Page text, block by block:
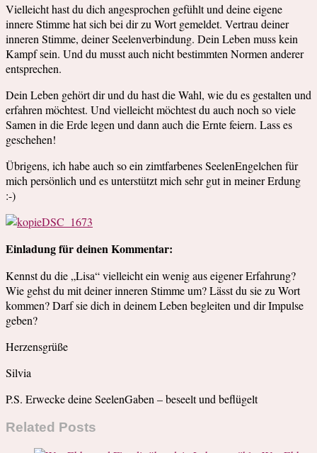
Vielleicht hast du dich angesprochen gefühlt und deine eigene
innere Stimme hat sich bei dir zu Wort gemeldet. Vertrau deiner
inneren Stimme, deiner Seelenverbindung. Dein Leben muss kein
Kampf sein. Und du musst auch nicht bestimmten Normen anderer
entsprechen.
Dein Leben gehört dir und du hast die Wahl, wie du es gestalten und
erfahren möchtest. Und vielleicht möchtest du auch noch so viele
Samen in die Erde legen und dann auch die Ernte feiern. Lass es
geschehen!
Übrigens, ich habe auch so ein zimtfarbenes SeelenEngelchen für
mich persönlich und es unterstützt mich sehr gut in meiner Erdung
:-)
Einladung für deinen Kommentar:
Kennst du die „Lisa“ vielleicht ein wenig aus eigener Erfahrung?
Wie gehst du mit deiner inneren Stimme um? Lässt du sie zu Wort
kommen? Darf sie dich in deinem Leben begleiten und dir Impulse
geben?
Herzensgrüße
Silvia
P.S. Erwecke deine SeelenGaben – beseelt und beflügelt
Related Posts